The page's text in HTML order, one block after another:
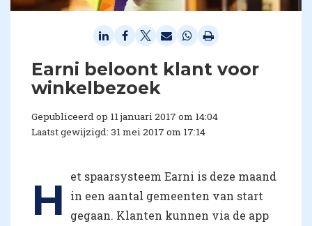
​Earni beloont klant voor
winkelbezoek
Gepubliceerd op 11 januari 2017 om 14:04
Laatst gewijzigd: 31 mei 2017 om 17:14
H
et spaarsysteem Earni is deze maand
in een aantal gemeenten van start
gegaan. Klanten kunnen via de app